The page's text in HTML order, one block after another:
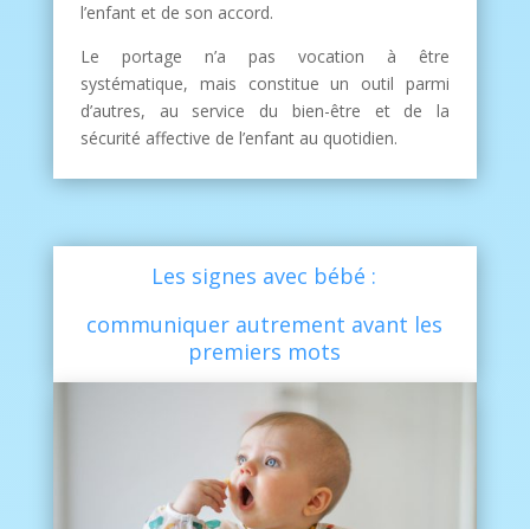
l’enfant et de son accord.
Le portage n’a pas vocation à être
systématique, mais constitue un outil parmi
d’autres, au service du bien-être et de la
sécurité affective de l’enfant au quotidien.
Les signes avec bébé :
communiquer autrement avant les
premiers mots